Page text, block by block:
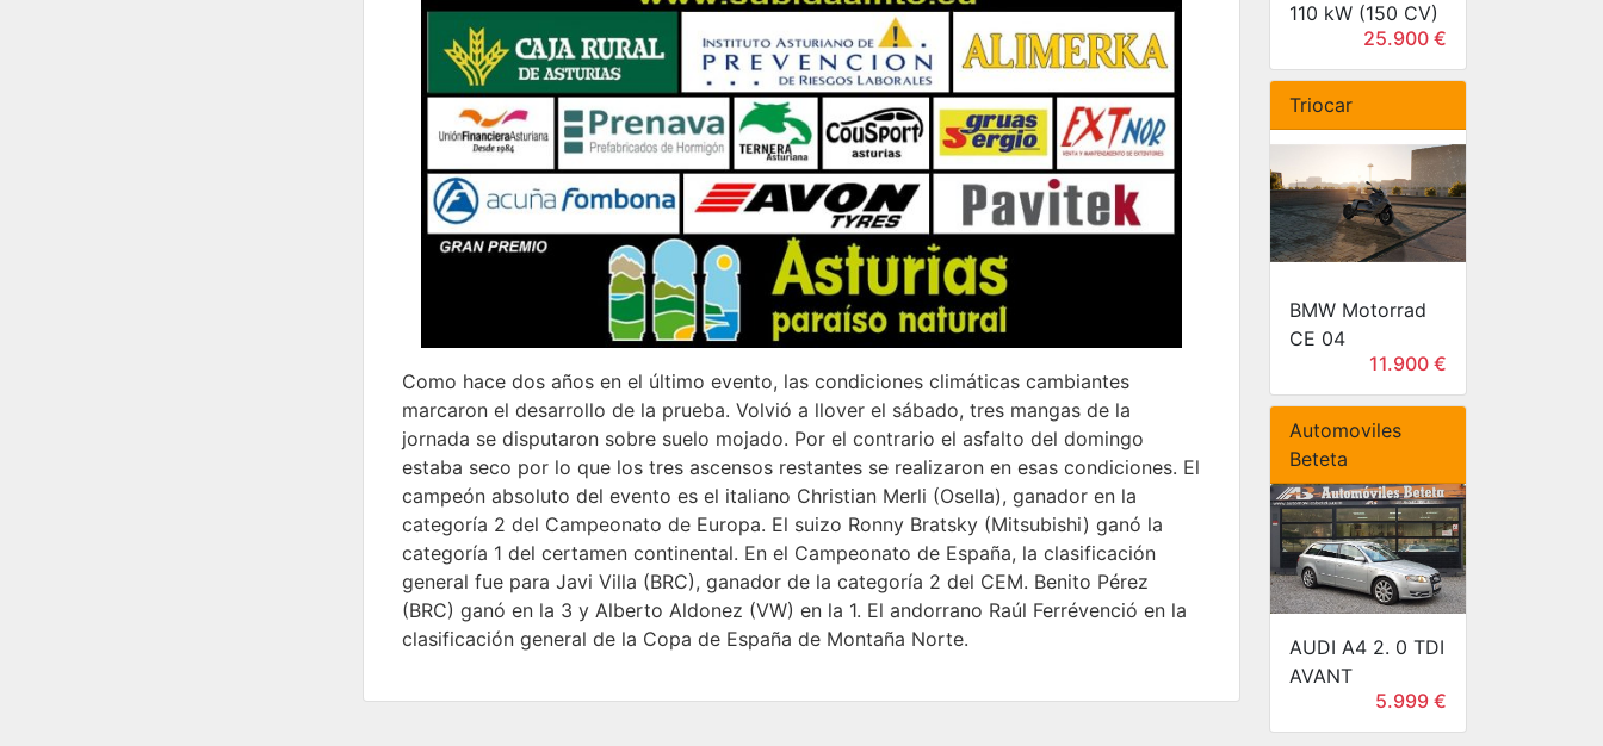
Como hace dos años en el último evento, las condiciones climáticas cambiantes
marcaron el desarrollo de la prueba. Volvió a llover el sábado, tres mangas de la
jornada se disputaron sobre suelo mojado. Por el contrario el asfalto del domingo
estaba seco por lo que los tres ascensos restantes se realizaron en esas condiciones. El
campeón absoluto del evento es el italiano Christian Merli (Osella), ganador en la
categoría 2 del Campeonato de Europa. El suizo Ronny Bratsky (Mitsubishi) ganó la
categoría 1 del certamen continental. En el Campeonato de España, la clasificación
general fue para Javi Villa (BRC), ganador de la categoría 2 del CEM. Benito Pérez
(BRC) ganó en la 3 y Alberto Aldonez (VW) en la 1. El andorrano Raúl Ferrévenció en la
clasificación general de la Copa de España de Montaña Norte.
110 kW (150 CV)
25.900 €
Triocar
BMW Motorrad
CE 04
11.900 €
Automoviles
Beteta
AUDI A4 2. 0 TDI
AVANT
5.999 €